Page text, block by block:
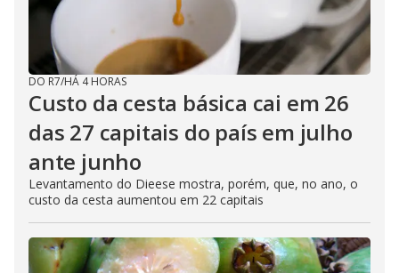
DO R7/HÁ 4 HORAS
Custo da cesta básica cai em 26
das 27 capitais do país em julho
ante junho
Levantamento do Dieese mostra, porém, que, no ano, o
custo da cesta aumentou em 22 capitais